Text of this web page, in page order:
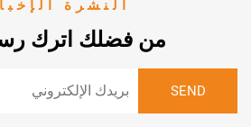
النشرة
من فضلك اترك